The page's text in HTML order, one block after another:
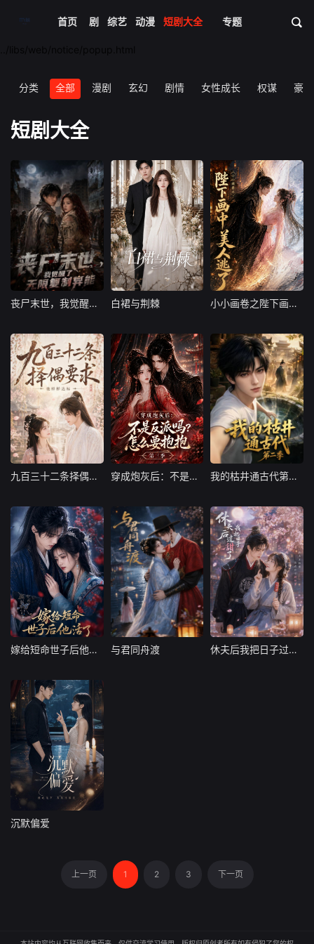
首页
电影 电视剧 综艺 动漫 短剧大全 体育 资讯
专题
分类 全部 漫剧 玄幻 剧情 女性成长 权谋 豪门
短剧大全
丧尸末世，我觉醒了无限复制异能 丧尸末世，我觉醒了无限复制异能 白裙与荆棘
白裙与荆棘 小小画卷之陛下画中美人逃了 小小画卷之陛下画中美人逃了
九百三十二条择偶要求，他样样达标 九百三十二条择偶要求，他样样达标 穿成炮灰后：不是反派吗？怎么要抱抱第三季 穿成炮灰后：不是反派吗？怎么要抱抱第三季 我的枯井通古代第二季 我的枯井通古代第二季
嫁给短命世子后他活了 嫁给短命世子后他活了 与君同舟渡
与君同舟渡 休夫后我把日子过甜了 休夫后我把日子过甜了
沉默偏爱
沉默偏爱
上一页 1 2 3 下一页